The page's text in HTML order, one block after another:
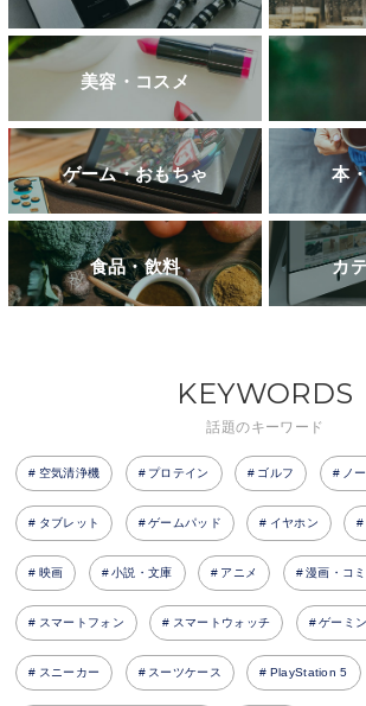
美容・コスメ
ゲーム・おもちゃ 本
食品・飲料 カ
KEYWORDS
話題のキーワード
空気清浄機 プロテイン ゴルフ ノ
タブレット ゲームパッド イヤホン
映画 小説・文庫 アニメ 漫画・コ
スマートフォン スマートウォッチ ゲーミ
スニーカー スーツケース PlayStation 5